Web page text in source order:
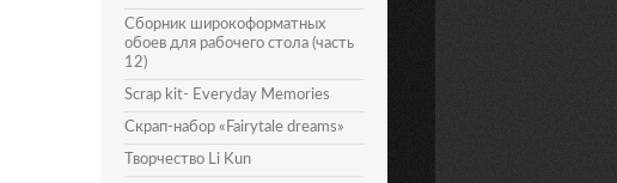
Сборник широкоформатных
обоев для рабочего стола (часть
12)
Scrap kit- Everyday Memories
Скрап-набор «Fairytale dreams»
Творчество Li Kun